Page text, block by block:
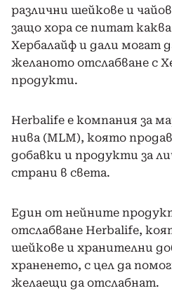
различни шейкове и
защо хора се питат
Хербалайф и дали могат
желаното отслабване с
продукти.
Herbalife е компания за
нива (MLM), която
добавки и продукти за
страни в света.
Един от нейните
отслабване Herbalife,
шейкове и хранителни
храненето, с цел да
желаещи да отслабнат.